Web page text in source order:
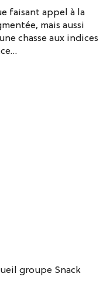
faisant appel à la
mais aussi
chasse aux indices
groupe Snack